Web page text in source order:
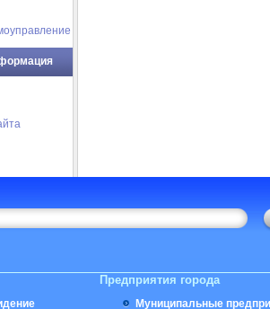
Предприятия города
Муниципальные